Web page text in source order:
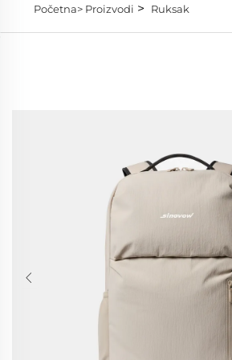
Početna> Proizvodi > Ruksak